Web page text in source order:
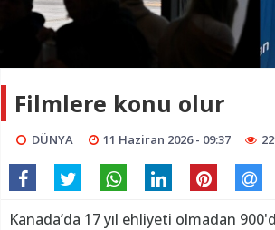
Filmlere konu olur
DÜNYA 11 Haziran 2026 - 09:37
Kanada’da 17 yıl ehliyeti olmadan